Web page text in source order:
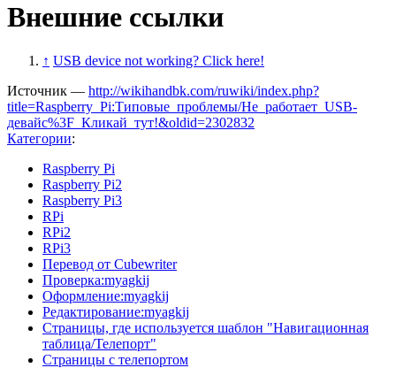
Внешние ссылки
↑ USB device not working? Click here!
Источник — http://wikihandbk.com/ruwiki/index.php?
title=Raspberry_Pi:Типовые_проблемы/Не_работает_USB-
девайс%3F_Кликай_тут!&oldid=2302832
Категории:
Raspberry Pi
Raspberry Pi2
Raspberry Pi3
RPi
RPi2
RPi3
Перевод от Сubewriter
Проверка:myagkij
Оформление:myagkij
Редактирование:myagkij
Страницы, где используется шаблон "Навигационная
таблица/Телепорт"
Страницы с телепортом